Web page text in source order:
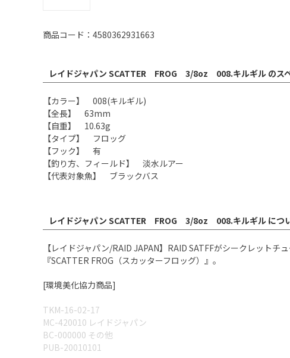
商品コード：4580362931663
レイドジャパン SCATTER FROG 3/8oz 008.キルギル のス
【カラー】 008(キルギル)
【全長】 63mm
【自重】 10.63g
【タイプ】 フロッグ
【フック】 有
【釣り方、フィールド】 淡水ルアー
【代表対象魚】 ブラックバス
レイドジャパン SCATTER FROG 3/8oz 008.キルギル につ
【レイドジャパン/RAID JAPAN】RAID SATFFがシークレット
『SCATTER FROG（スカッターフロッグ）』。
[環境美化協力商品]
TKM-16-02-17
MC-420010 レイドジャパン
BC-000000 その他
PUB-20010101